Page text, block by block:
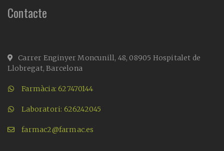
Contacte
Carrer Enginyer Moncunill, 48, 08905 Hospitalet de
Llobregat, Barcelona
Farmàcia: 627470144
Laboratori: 626242045
farmac2@farmac.es